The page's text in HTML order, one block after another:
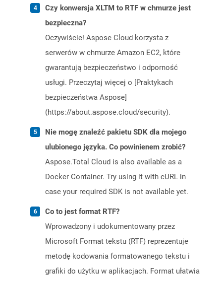
Czy konwersja XLTM to RTF w chmurze jest
bezpieczna?
Oczywiście! Aspose Cloud korzysta z
serwerów w chmurze Amazon EC2, które
gwarantują bezpieczeństwo i odporność
usługi. Przeczytaj więcej o [Praktykach
bezpieczeństwa Aspose]
(https://about.aspose.cloud/security).
Nie mogę znaleźć pakietu SDK dla mojego
ulubionego języka. Co powinienem zrobić?
Aspose.Total Cloud is also available as a
Docker Container. Try using it with cURL in
case your required SDK is not available yet.
Co to jest format RTF?
Wprowadzony i udokumentowany przez
Microsoft Format tekstu (RTF) reprezentuje
metodę kodowania formatowanego tekstu i
grafiki do użytku w aplikacjach. Format ułatwia